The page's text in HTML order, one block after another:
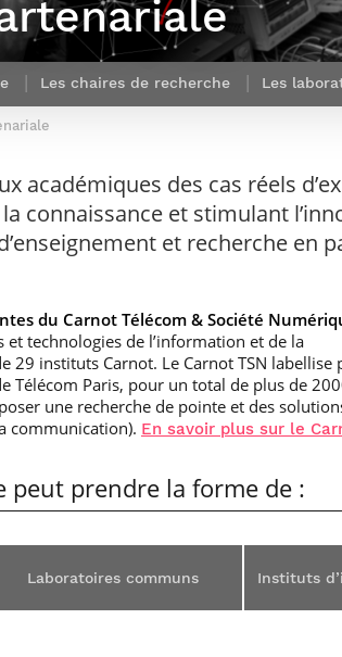
Nos offres
d’emplois
enseignement et
recherche
Nos avantages
Nos engagements
sociétaux
recherche &
innovation
Rapport d’activité
de la recherche à
Télécom Paris :
Soutien à la
mobilité
Corps des Mines
Parcours Talents : un Double Diplôme
donnant accès aux Corps techniques
de l’État
Financement
Entreprises & solutions Mastère
Spécialisé
Brochures & contacts
Mastère Spécialisé
Les chaires de recherche Les
académiques des cas réels
connaissance et stimulant
et recherche en
du Carnot Télécom & Société
et technologies de l’information et de la
29 instituts Carnot. Le Carnot TSN labellise
Télécom Paris, pour un total de plus de
une recherche de pointe et des
communication). En savoir plus sur le
peut prendre la forme de :
Laboratoires communs Instituts